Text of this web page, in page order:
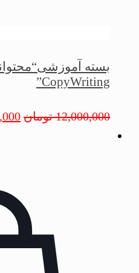
بسته
CopyWriting”
12,000,000 تومان